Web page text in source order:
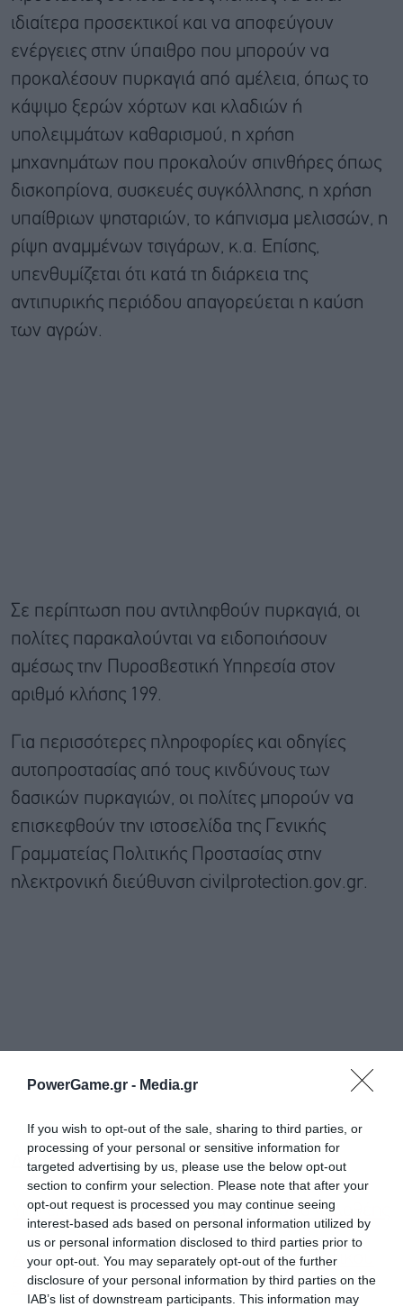
PowerGame.gr - Media.gr
If you wish to opt-out of the sale, sharing to third parties, or
processing of your personal or sensitive information for
targeted advertising by us, please use the below opt-out
section to confirm your selection. Please note that after your
opt-out request is processed you may continue seeing
interest-based ads based on personal information utilized by
us or personal information disclosed to third parties prior to
your opt-out. You may separately opt-out of the further
disclosure of your personal information by third parties on the
IAB’s list of downstream participants. This information may
ιδιαίτερα προσεκτικοί και να αποφεύγουν
ενέργειες στην ύπαιθρο που μπορούν να
προκαλέσουν πυρκαγιά από αμέλεια, όπως το
κάψιμο ξερών χόρτων και κλαδιών ή
υπολειμμάτων καθαρισμού, η χρήση
μηχανημάτων που προκαλούν σπινθήρες όπως
δισκοπρίονα, συσκευές συγκόλλησης, η χρήση
υπαίθριων ψησταριών, το κάπνισμα μελισσών, η
ρίψη αναμμένων τσιγάρων, κ.α. Επίσης,
υπενθυμίζεται ότι κατά τη διάρκεια της
αντιπυρικής περιόδου απαγορεύεται η καύση
των αγρών.
Σε περίπτωση που αντιληφθούν πυρκαγιά, οι
πολίτες παρακαλούνται να ειδοποιήσουν
αμέσως την Πυροσβεστική Υπηρεσία στον
αριθμό κλήσης 199.
Για περισσότερες πληροφορίες και οδηγίες
αυτοπροστασίας από τους κινδύνους των
δασικών πυρκαγιών, οι πολίτες μπορούν να
επισκεφθούν την ιστοσελίδα της Γενικής
Γραμματείας Πολιτικής Προστασίας στην
ηλεκτρονική διεύθυνση civilprotection.gov.gr.
Διαβάστε επίσης
Υπό έλεγχο τέθηκε η φωτιά στον λόφο Φιλοθέης
Αναγκαστική προσθαλλάσωση πυροσβεστικού
ελικοπτέρου στην Ελευσίνα